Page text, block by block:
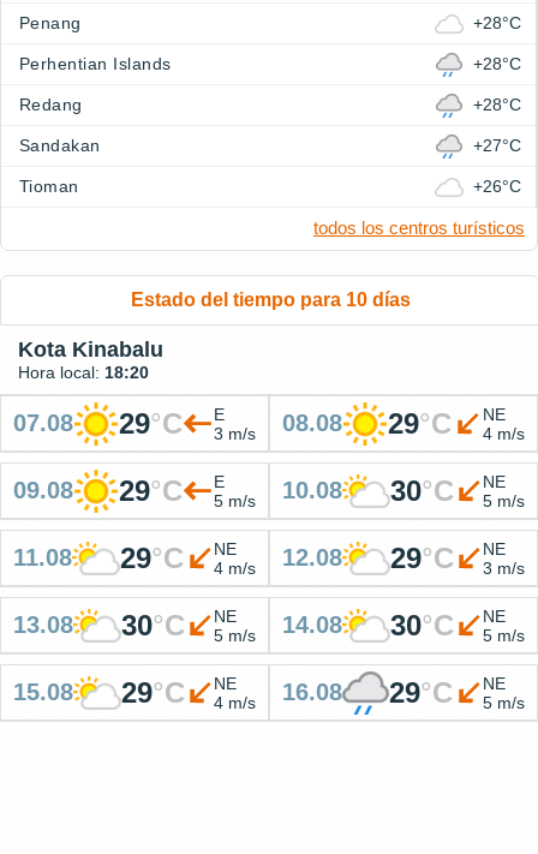
Penang +28°C
Perhentian Islands +28°C
Redang +28°C
Sandakan +27°C
Tioman +26°C
todos los centros turísticos
Estado del tiempo para 10 días
Kota Kinabalu
Hora local: 18:20
07.08 29°C
E
3 m/s
08.08 29°C
NE
4 m/s
09.08 29°C
E
5 m/s
10.08 30°C
NE
5 m/s
11.08 29°C
NE
4 m/s
12.08 29°C
NE
3 m/s
13.08 30°C
NE
5 m/s
14.08 30°C
NE
5 m/s
15.08 29°C
NE
4 m/s
16.08 29°C
NE
5 m/s